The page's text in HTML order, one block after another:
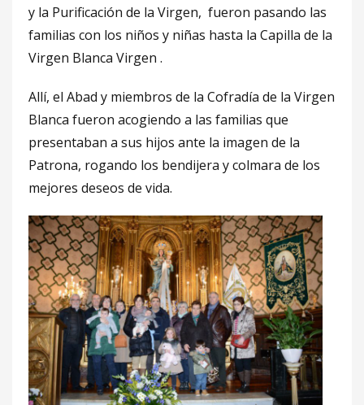
y la Purificación de la Virgen, fueron pasando las
familias con los niños y niñas hasta la Capilla de la
Virgen Blanca Virgen .
Allí, el Abad y miembros de la Cofradía de la Virgen
Blanca fueron acogiendo a las familias que
presentaban a sus hijos ante la imagen de la
Patrona, rogando los bendijera y colmara de los
mejores deseos de vida.